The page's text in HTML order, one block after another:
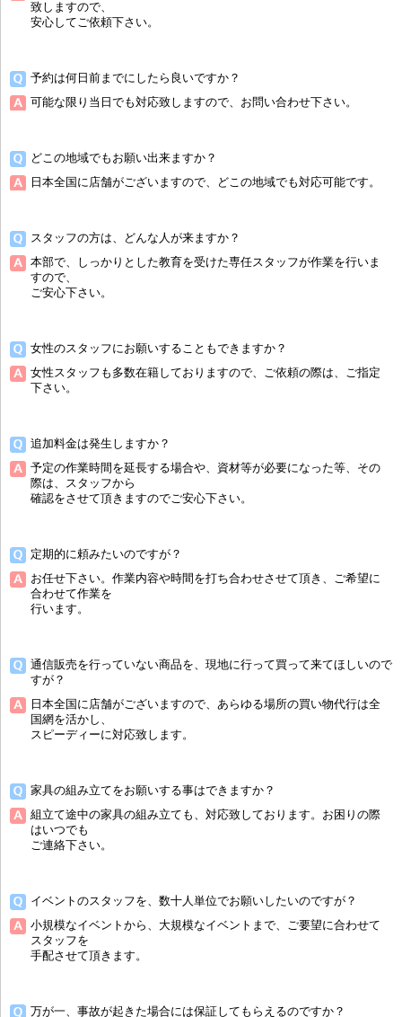
致しますので、
安心してご依頼下さい。
予約は何日前までにしたら良いですか？
可能な限り当日でも対応致しますので、お問い合わせ下さい。
どこの地域でもお願い出来ますか？
日本全国に店舗がございますので、どこの地域でも対応可能です。
スタッフの方は、どんな人が来ますか？
本部で、しっかりとした教育を受けた専任スタッフが作業を行いま
すので、
ご安心下さい。
女性のスタッフにお願いすることもできますか？
女性スタッフも多数在籍しておりますので、ご依頼の際は、ご指定
下さい。
追加料金は発生しますか？
予定の作業時間を延長する場合や、資材等が必要になった等、その
際は、スタッフから
確認をさせて頂きますのでご安心下さい。
定期的に頼みたいのですが？
お任せ下さい。作業内容や時間を打ち合わせさせて頂き、ご希望に
合わせて作業を
行います。
通信販売を行っていない商品を、現地に行って買って来てほしいので
すが？
日本全国に店舗がございますので、あらゆる場所の買い物代行は全
国網を活かし、
スピーディーに対応致します。
家具の組み立てをお願いする事はできますか？
組立て途中の家具の組み立ても、対応致しております。お困りの際
はいつでも
ご連絡下さい。
イベントのスタッフを、数十人単位でお願いしたいのですが？
小規模なイベントから、大規模なイベントまで、ご要望に合わせて
スタッフを
手配させて頂きます。
万が一、事故が起きた場合には保証してもらえるのですか？